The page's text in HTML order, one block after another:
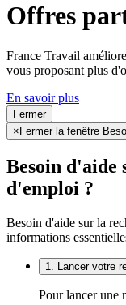
Offres
France Travail
vous proposant plus
En savoir plus
Fermer
× Fermer la fenêtre
Besoin d'aide
d'emploi ?
Besoin d'aide sur la
informations
1. Lancer votre
Pour lancer une